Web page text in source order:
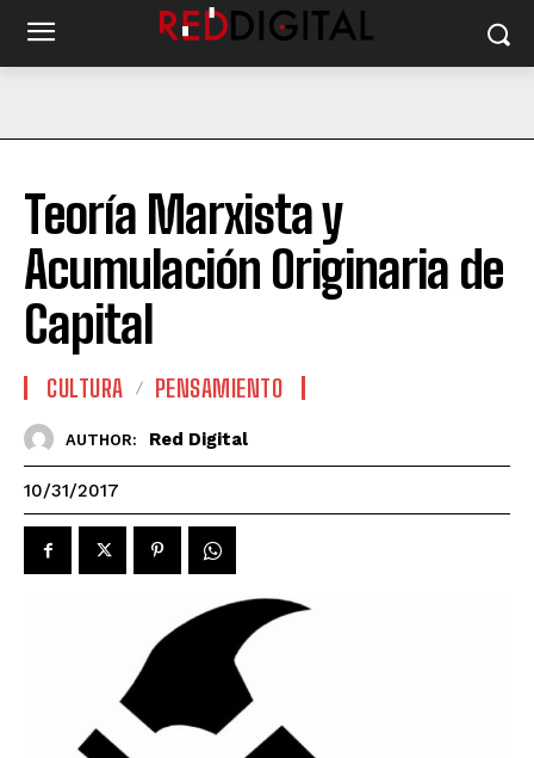
Teoría Marxista y
Acumulación Originaria de
Capital
CULTURA PENSAMIENTO
AUTHOR: Red Digital
10/31/2017